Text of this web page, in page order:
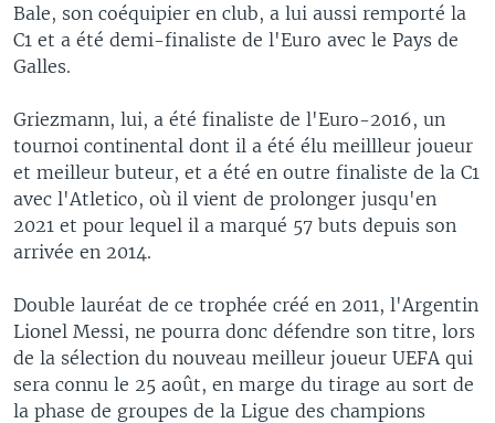
Bale, son coéquipier en club, a lui aussi remporté la
C1 et a été demi-finaliste de l'Euro avec le Pays de
Galles.
Griezmann, lui, a été finaliste de l'Euro-2016, un
tournoi continental dont il a été élu meillleur joueur
et meilleur buteur, et a été en outre finaliste de la C1
avec l'Atletico, où il vient de prolonger jusqu'en
2021 et pour lequel il a marqué 57 buts depuis son
arrivée en 2014.
Double lauréat de ce trophée créé en 2011, l'Argentin
Lionel Messi, ne pourra donc défendre son titre, lors
de la sélection du nouveau meilleur joueur UEFA qui
sera connu le 25 août, en marge du tirage au sort de
la phase de groupes de la Ligue des champions